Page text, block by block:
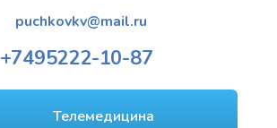
puchkovkv@mail.ru
+7495222-10-87
Телемедицина